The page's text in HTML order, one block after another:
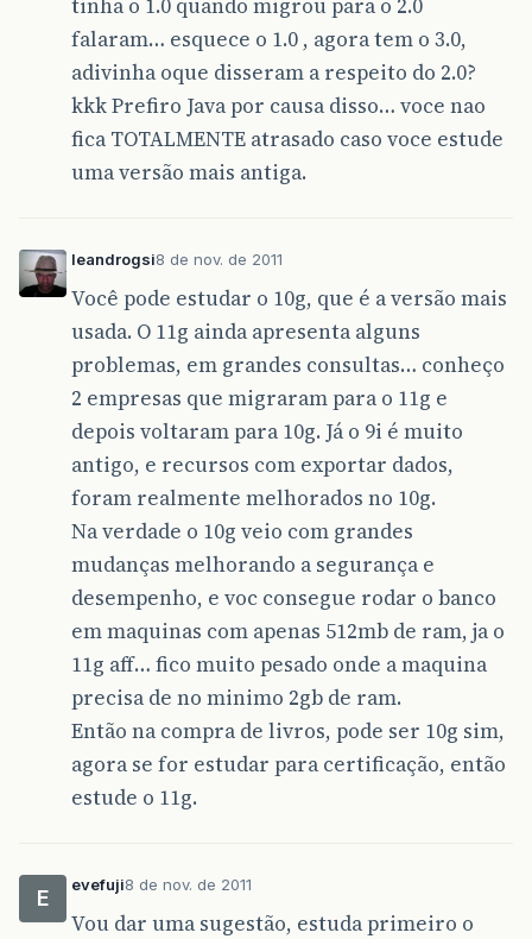
tinha o 1.0 quando migrou para o 2.0
falaram… esquece o 1.0 , agora tem o 3.0,
adivinha oque disseram a respeito do 2.0?
kkk Prefiro Java por causa disso… voce nao
fica TOTALMENTE atrasado caso voce estude
uma versão mais antiga.
leandrogsi8 de nov. de 2011
Você pode estudar o 10g, que é a versão mais
usada. O 11g ainda apresenta alguns
problemas, em grandes consultas… conheço
2 empresas que migraram para o 11g e
depois voltaram para 10g. Já o 9i é muito
antigo, e recursos com exportar dados,
foram realmente melhorados no 10g.
Na verdade o 10g veio com grandes
mudanças melhorando a segurança e
desempenho, e voc consegue rodar o banco
em maquinas com apenas 512mb de ram, ja o
11g aff… fico muito pesado onde a maquina
precisa de no minimo 2gb de ram.
Então na compra de livros, pode ser 10g sim,
agora se for estudar para certificação, então
estude o 11g.
E
evefuji8 de nov. de 2011
Vou dar uma sugestão, estuda primeiro o